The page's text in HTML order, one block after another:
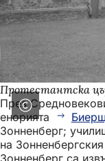
Протестантска
През
енорията
Зонненберг;
на
Зонненберг са